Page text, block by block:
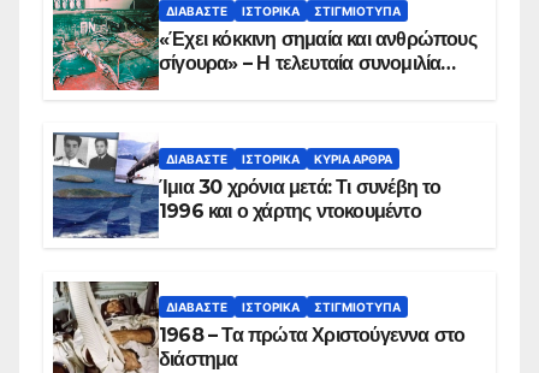
ΔΙΑΒΆΣΤΕ ΙΣΤΟΡΙΚΆ ΣΤΙΓΜΙΌΤΥΠΑ
«Έχει κόκκινη σημαία και ανθρώπους
σίγουρα» – Η τελευταία συνομιλία
ΔΙΑΒΆΣΤΕ ΙΣΤΟΡΙΚΆ ΚΥΡΙΑ ΑΡΘΡΑ
Ίμια 30 χρόνια μετά: Τι συνέβη το
1996 και ο χάρτης ντοκουμέντο
ΔΙΑΒΆΣΤΕ ΙΣΤΟΡΙΚΆ ΣΤΙΓΜΙΌΤΥΠΑ
1968 – Τα πρώτα Χριστούγεννα στο
διάστημα